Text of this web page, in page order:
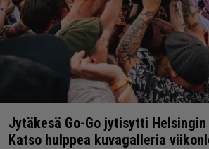
Jytäkesä Go-Go jytisytti
Katso hulppea kuvagalleria